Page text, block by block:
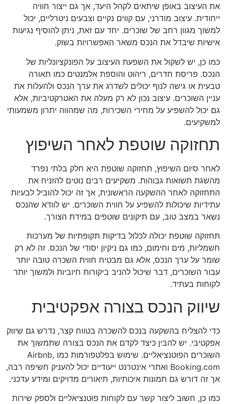
את העיצוב באופן שיתאים לקהל היעד, אך גם ייצור חוויה
ייחודית. עיצוב מודרני, עם קווים נקיים וצבעים ניטרליים, יכול
למשוך מגוון רחב של שוכרים. יחד עם זאת, ניתן להוסיף נגיעות
אישיות שיבדל את הנכס משאר האפשרויות בשוק.
כמו כן, יש לשקול את השפעת העיצוב על הפונקציונליות של
הנכס. פריסת חדרים, ריהוט והוספת אלמנטים כמו תאורה
טבעית או גישה לנוף יכולים לשדרג את ערך הנכס ולהעלות את
עניין השוכרים. עיצוב נכון לא רק מעלה את האטרקטיביות, אלא
גם יכול להשפיע על מחירי השכירות, מה שמהווה יתרון משמעותי
למשקיעים.
תחזוקה שוטפת לאחר השיפוץ
לאחר סיום השיפוץ, תחזוקה שוטפת היא חלק בלתי נפרד
מהשגת תשואות גבוהות. משקיעים רבים נוטים להזניח את
התחזוקה לאחר ההשקעה הראשונית, אך זה יכול להוביל לבעיות
עתידיות שיכולות להשפיע על חווית השוכרים. יש לוודא שהנכס
נשאר במצב טוב, עם תיקונים שוטפים במידת הצורך.
תחזוקה שוטפת יכולה לכלול בדיקות תקופתיות של מערכות
חשמליות, מים וחימום, כמו גם ניקיון יסודי של הנכס. זה לא רק
שומר על ערך הנכס, אלא גם מבטיח חווית השכרה טובה יותר
עבור השוכרים, דבר שיכול להניב ביקורות חיוביות ולמשוך יותר
לקוחות בעתיד.
שיווק הנכס בצורה אפקטיבית
כדי להצליח בהשקעה בנכס להשכרה בטווח קצר, נדרש גם שיווק
אפקטיבי. יש להבין כיצד לקדם את הנכס בצורה שתמשוך את
השוכרים הפוטנציאליים. שימוש בפלטפורמות כמו Airbnb,
Booking.com ואתרי אינטרנט ייעודיים יכול להעניק חשיפה רבה,
אך זה דורש גם תמונות איכותיות, תיאורים מדויקים ומידע עדכני.
כמו כן, חשוב ליצור קשר עם לקוחות פוטנציאליים ולספק שירות